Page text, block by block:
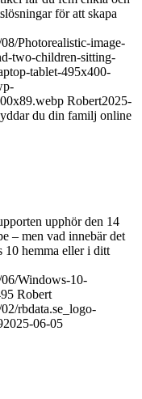
för att skapa
Photorealistic-image-
two-children-sitting-
tablet-495x400-
Robert2025-
du din familj online
upphör den 14
– men vad innebär det
10 hemma eller i ditt
06/Windows-10-
Robert
rbdata.se_logo-
2025-06-05